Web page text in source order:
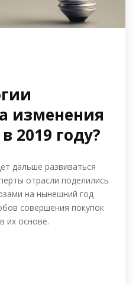
изменения
2019 году?
дальше развиваться
отрасли поделились
на нынешний год
совершения покупок
их основе.